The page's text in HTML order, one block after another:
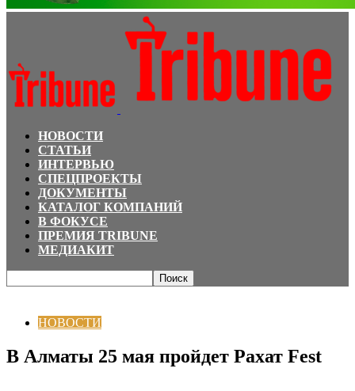
НОВОСТИ
СТАТЬИ
ИНТЕРВЬЮ
СПЕЦПРОЕКТЫ
ДОКУМЕНТЫ
КАТАЛОГ КОМПАНИЙ
В ФОКУСЕ
ПРЕМИЯ TRIBUNE
МЕДИАКИТ
НОВОСТИ
В Алматы 25 мая пройдет Рахат Fest